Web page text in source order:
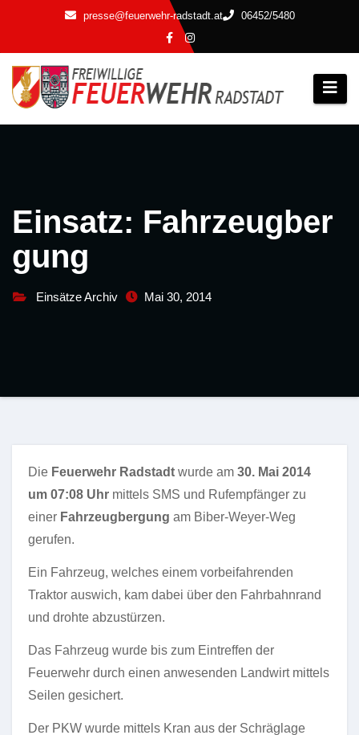
springen
presse@feuerwehr-radstadt.at 06452/5480
Einsatz: Fahrzeugber
gung
Einsätze Archiv Mai 30, 2014
Die Feuerwehr Radstadt wurde am 30. Mai 2014
um 07:08 Uhr mittels SMS und Rufempfänger zu
einer Fahrzeugbergung am Biber-Weyer-Weg
gerufen.
Ein Fahrzeug, welches einem vorbeifahrenden
Traktor auswich, kam dabei über den Fahrbahnrand
und drohte abzustürzen.
Das Fahrzeug wurde bis zum Eintreffen der
Feuerwehr durch einen anwesenden Landwirt mittels
Seilen gesichert.
Der PKW wurde mittels Kran aus der Schräglage